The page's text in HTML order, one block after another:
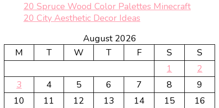
20 Spruce Wood Color Palettes Minecraft
20 City Aesthetic Decor Ideas
August 2026
M
T W T F S
S
1
2
3
4 5 6 7 8
9
10
11 12 13 14 15
16